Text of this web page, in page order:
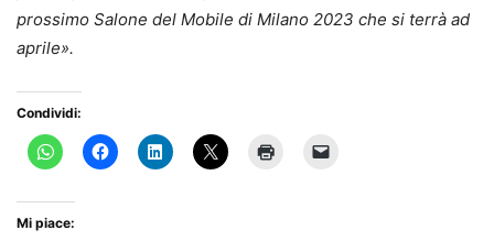
prossimo Salone del Mobile di Milano 2023 che si terrà ad
aprile».
Condividi:
Mi piace: